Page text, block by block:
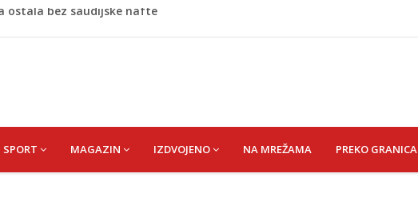
pacijenata zbog dehidracije, vrtoglavice i kolapsa
ime nije smio da izgovori
ostala bez saudijske nafte
SPORT MAGAZIN IZDVOJENO NA MREŽAMA PREKO GRANICA